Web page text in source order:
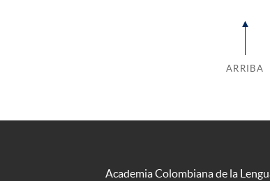
ARRIBA
Academia Colombiana de la